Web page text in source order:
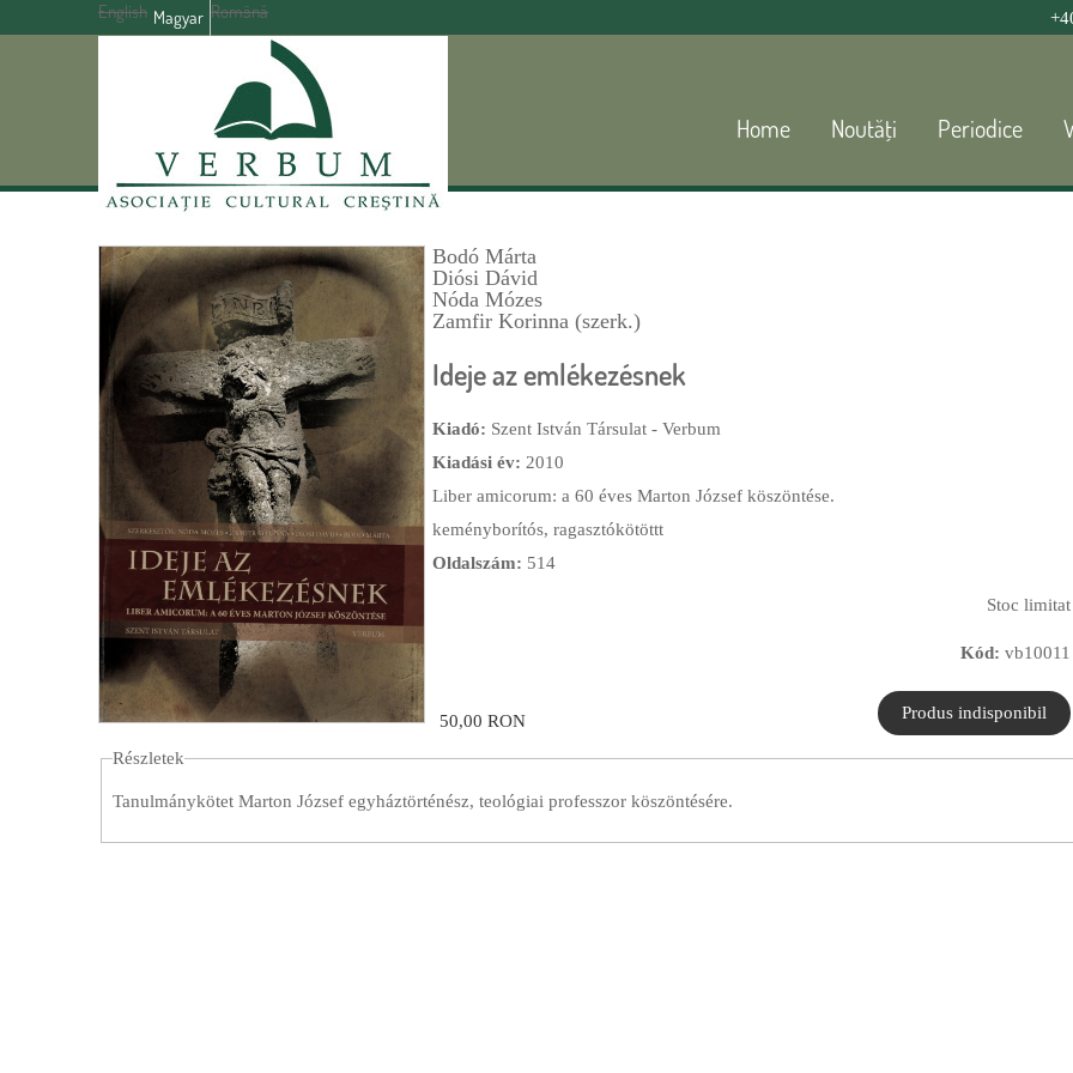
English Magyar Română
Home Noutăţi Periodice
Bodó Márta
Diósi Dávid
Nóda Mózes
Zamfir Korinna (szerk.)
Ideje az emlékezésnek
Kiadó: Szent István Társulat - Verbum
Kiadási év: 2010
Liber amicorum: a 60 éves Marton József köszöntése.
keményborítós, ragasztókötöttt
Oldalszám: 514
50,00 RON
Stoc limitat
Kód: vb10011
Részletek
Tanulmánykötet Marton József egyháztörténész, teológiai professzor köszöntésére.